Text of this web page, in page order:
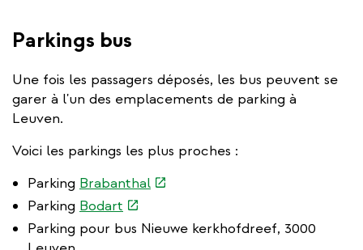
Parkings bus
Une fois les passagers déposés, les bus peuvent se
garer à l'un des emplacements de parking à
Leuven.
Voici les parkings les plus proches :
Parking Brabanthal(link
external)
Parking Bodart (link
is
Parking pour bus Nieuwe kerkhofdreef, 3000